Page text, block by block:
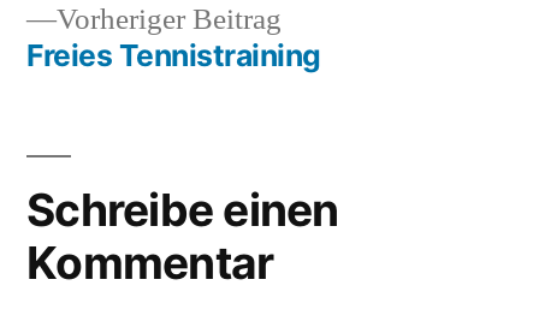
Vorheriger Beitrag
Beitrag:
Freies Tennistraining
Schreibe einen
Kommentar